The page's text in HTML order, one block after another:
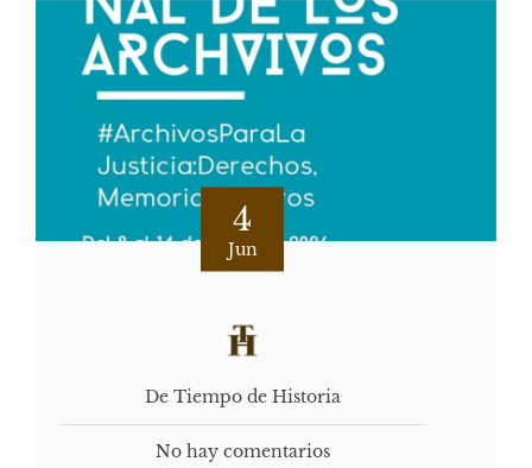
4
Jun
De Tiempo de Historia
No hay comentarios